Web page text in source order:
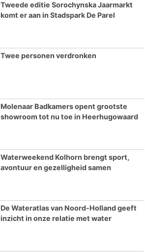
Tweede editie Sorochynska Jaarmarkt
komt er aan in Stadspark De Parel
Twee personen verdronken
Molenaar Badkamers opent grootste
showroom tot nu toe in Heerhugowaard
Waterweekend Kolhorn brengt sport,
avontuur en gezelligheid samen
De Wateratlas van Noord-Holland geeft
inzicht in onze relatie met water